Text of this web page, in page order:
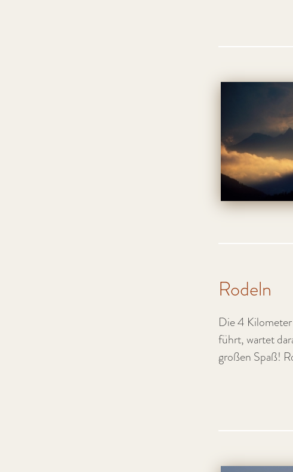
Rodeln
Die 4
führt, wartet
großen Spaß!